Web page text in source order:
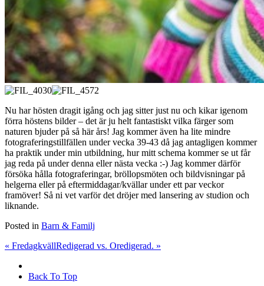
Nu har hösten dragit igång och jag sitter just nu och kikar igenom
förra höstens bilder – det är ju helt fantastiskt vilka färger som
naturen bjuder på så här års! Jag kommer även ha lite mindre
fotograferingstillfällen under vecka 39-43 då jag antagligen kommer
ha praktik under min utbildning, hur mitt schema kommer se ut får
jag reda på under denna eller nästa vecka :-) Jag kommer därför
försöka hålla fotograferingar, bröllopsmöten och bildvisningar på
helgerna eller på eftermiddagar/kvällar under ett par veckor
framöver! Så ni vet varför det dröjer med lansering av studion och
liknande.
Posted in Barn & Familj
« FredagkvällRedigerad vs. Oredigerad. »
Back To Top